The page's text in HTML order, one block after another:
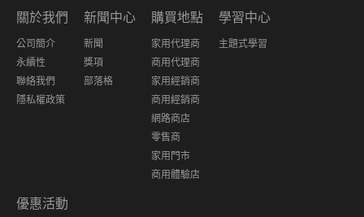
關於我們
公司簡介
永續性
聯絡我們
隱私權政策
新聞中心
新聞
獎項
部落格
購買地點
家用代理商
商用代理商
家用經銷商
商用經銷商
網路商店
零售商
家用門市
商用體驗店
學習中心
主題式學習
優惠活動